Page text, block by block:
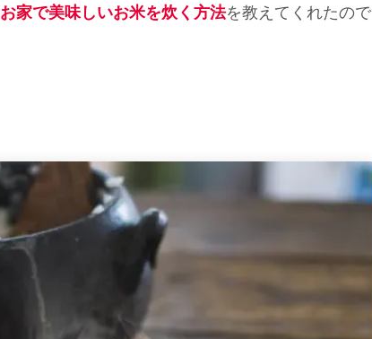
お家で美味しいお米を炊く方法を教えてくれたので